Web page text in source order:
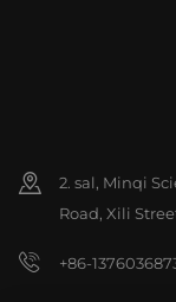
2. sal, Minqi
Road, Xili
+86-